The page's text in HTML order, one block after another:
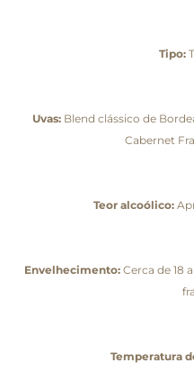
Tipo:
Uvas: Blend clássico de
Cabernet
Teor alcoólico:
Envelhecimento:Cerca de 18
Temperatura